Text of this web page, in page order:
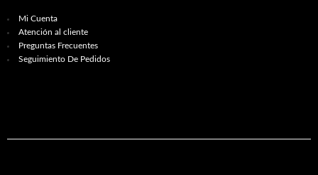
Mi Cuenta
Atención al cliente
Preguntas Frecuentes
Seguimiento De Pedidos